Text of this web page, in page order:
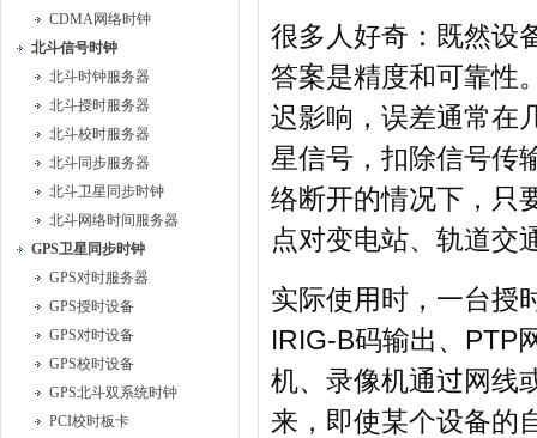
CDMA网络时钟
北斗信号时钟
北斗时钟服务器
北斗授时服务器
北斗校时服务器
北斗同步服务器
北斗卫星同步时钟
北斗网络时间服务器
GPS卫星同步时钟
GPS对时服务器
GPS授时设备
GPS对时设备
GPS校时设备
GPS北斗双系统时钟
PCI校时板卡
很多人好奇：既然设
答案是精度和可靠性
迟影响，误差通常在
星信号，扣除信号传
络断开的情况下，
点对变电站、轨道交
实际使用时，一台授
IRIG-B码输出、PTP
机、录像机通过网线
来，即使某个设备的